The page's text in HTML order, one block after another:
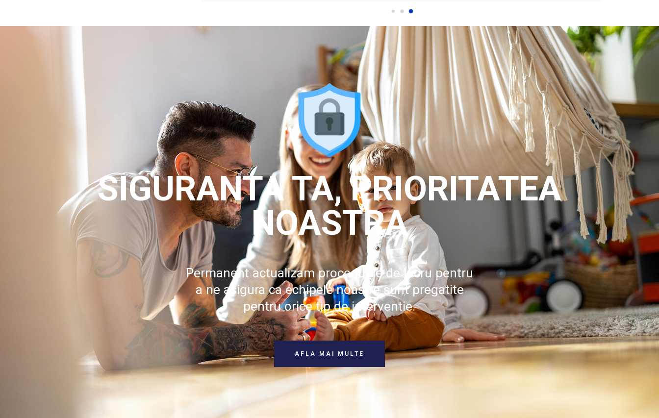
SIGURANTA TA, PRIORITATEA
NOASTRA
Permanent actualizam procedurile de lucru pentru
a ne asigura ca echipele noastre sunt pregatite
pentru orice tip de interventie.
AFLA MAI MULTE